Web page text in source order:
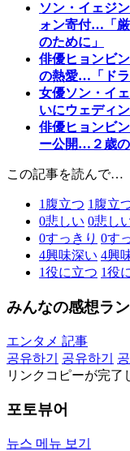
ソン・イェジ
ォン寄付…「
のために」
俳優ヒョンビ
の熱愛…「ドラ
女優ソン・イ
いにウェディ
俳優ヒョンビ
ー公開…２歳
この記事を読んで…
1 腹立つ 1 腹立
0悲しい 0悲し
0すっきり 0す
4興味深い 4興
1役に立つ 1役
みんなの感想ラ
エンタメ 記事
공유하기
공유하기
リンクコピーが完了
포토뷰어
뉴스 메뉴 보기